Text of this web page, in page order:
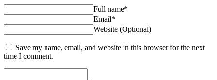
Full name*
Email*
Website (Optional)
Save my name, email, and website in this browser for the next
time I comment.